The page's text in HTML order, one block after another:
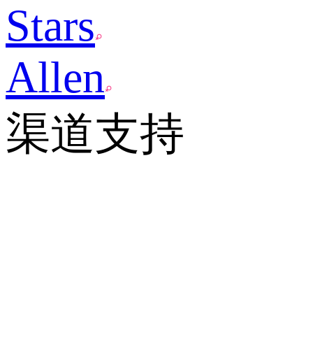
Stars
Allen
渠道支持